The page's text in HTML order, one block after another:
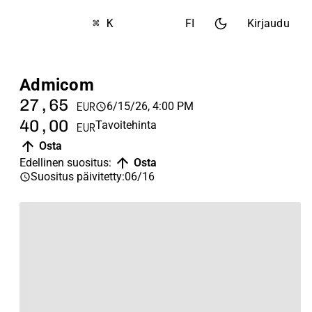
⌘ K FI Kirjaudu
Admicom
27,65 EUR 6/15/26, 4:00 PM
40,00 EURTavoitehinta
Osta
Edellinen suositus:
Osta
Suositus päivitetty:06/16